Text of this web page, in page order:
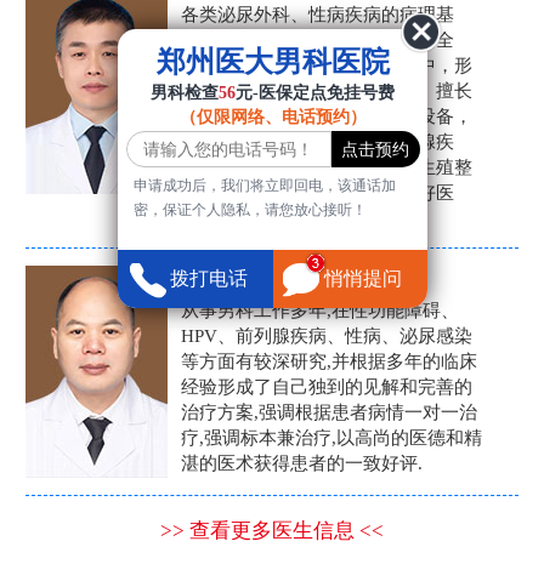
各类泌尿外科、性病疾病的病理基
础，诊断治疗和临床操作，技术全
面。在男科疾病的诊断和诊疗中，形
成了一套独具特色的诊疗方案。擅长
运用国内外先进的医学技术和设备，
科学诊疗各类阳痿早泄、前列腺疾
病、射精障碍、性病、HPV、生殖整
形等疾病，是患者非常信赖的好医
生。
张营富
男科主任
从事男科工作多年,在性功能障碍、
HPV、前列腺疾病、性病、泌尿感染
等方面有较深研究,并根据多年的临床
经验形成了自己独到的见解和完善的
治疗方案,强调根据患者病情一对一治
疗,强调标本兼治疗,以高尚的医德和精
湛的医术获得患者的一致好评.
>> 查看更多医生信息 <<
郑州医大男科医院
男科检查56元-医保定点免挂号费
（仅限网络、电话预约）
申请成功后，我们将立即回电，该通话加
密，保证个人隐私，请您放心接听！
拨打电话 悄悄提问